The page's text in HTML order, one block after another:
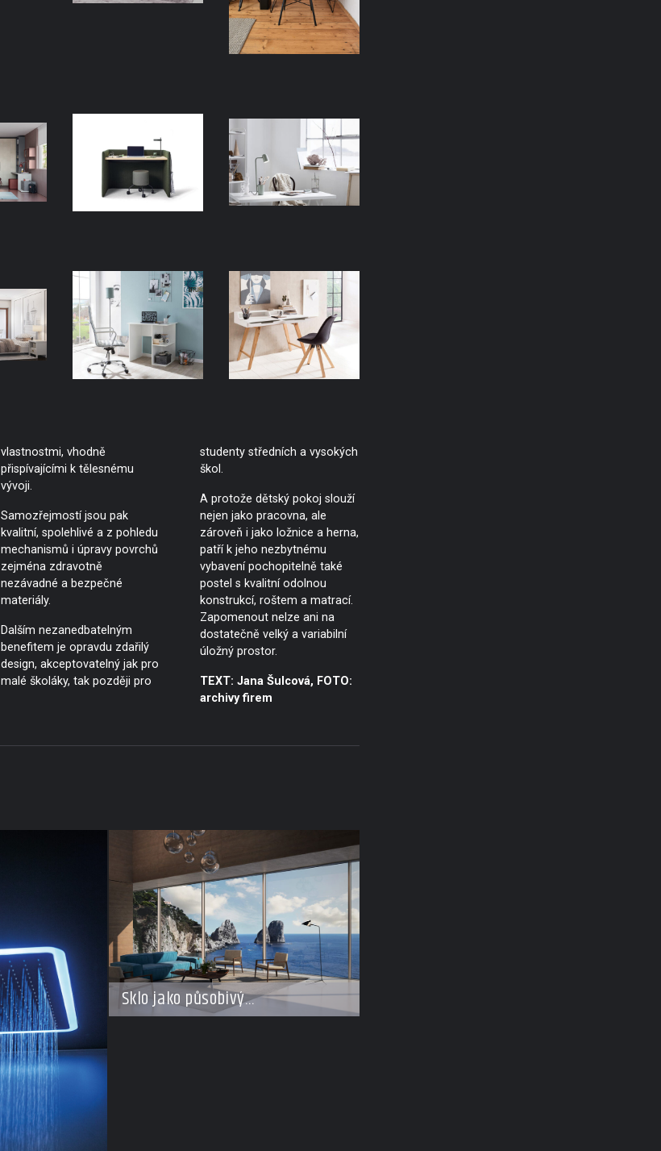
vlastnostmi, vhodně
přispívajícími k tělesnému
vývoji.
Samozřejmostí jsou pak
kvalitní, spolehlivé a z pohledu
mechanismů i úpravy povrchů
zejména zdravotně
nezávadné a bezpečné
materiály.
Dalším nezanedbatelným
benefitem je opravdu zdařilý
design, akceptovatelný jak pro
malé školáky, tak později pro
studenty středních a vysokých
škol.
A protože dětský pokoj slouží
nejen jako pracovna, ale
zároveň i jako ložnice a herna,
patří k jeho nezbytnému
vybavení pochopitelně také
postel s kvalitní odolnou
konstrukcí, roštem a matrací.
Zapomenout nelze ani na
dostatečně velký a variabilní
úložný prostor.
TEXT: Jana Šulcová, FOTO:
archivy firem
Sklo jako působivý
architektonický materiál